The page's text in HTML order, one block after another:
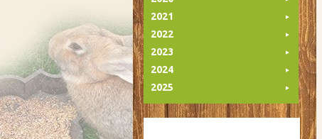
2021
2022
2023
2024
2025